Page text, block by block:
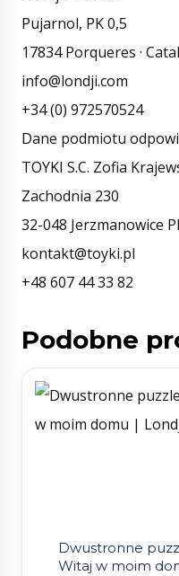
Pujarnol, PK 0,5
17834 Porqueres ·
info@londji.com
+34 (0) 972570524
Dane podmiotu
TOYKI S.C. Zofia
Zachodnia 230
32-048 Jerzmanowice
kontakt@toyki.pl
+48 607 44 33 82
Podobne
Dwustronne
Witaj w moim